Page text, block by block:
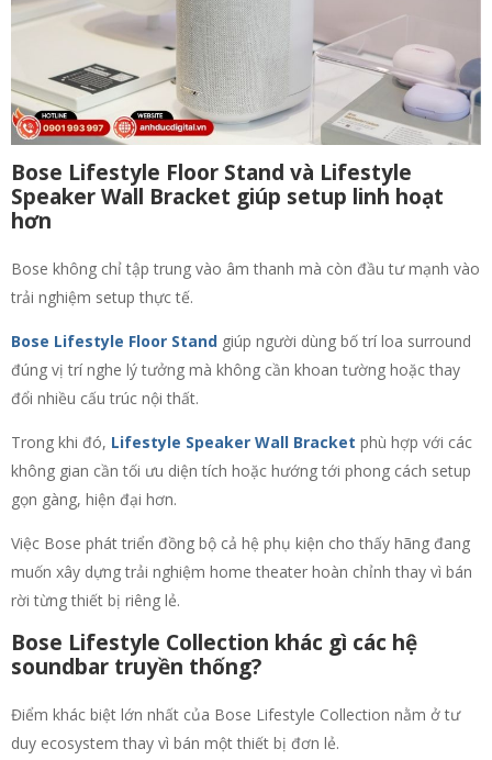
Bose Lifestyle Floor Stand và Lifestyle
Speaker Wall Bracket giúp setup linh hoạt
hơn
Bose không chỉ tập trung vào âm thanh mà còn đầu tư mạnh vào
trải nghiệm setup thực tế.
Bose Lifestyle Floor Stand giúp người dùng bố trí loa surround
đúng vị trí nghe lý tưởng mà không cần khoan tường hoặc thay
đổi nhiều cấu trúc nội thất.
Trong khi đó, Lifestyle Speaker Wall Bracket phù hợp với các
không gian cần tối ưu diện tích hoặc hướng tới phong cách setup
gọn gàng, hiện đại hơn.
Việc Bose phát triển đồng bộ cả hệ phụ kiện cho thấy hãng đang
muốn xây dựng trải nghiệm home theater hoàn chỉnh thay vì bán
rời từng thiết bị riêng lẻ.
Bose Lifestyle Collection khác gì các hệ
soundbar truyền thống?
Điểm khác biệt lớn nhất của Bose Lifestyle Collection nằm ở tư
duy ecosystem thay vì bán một thiết bị đơn lẻ.